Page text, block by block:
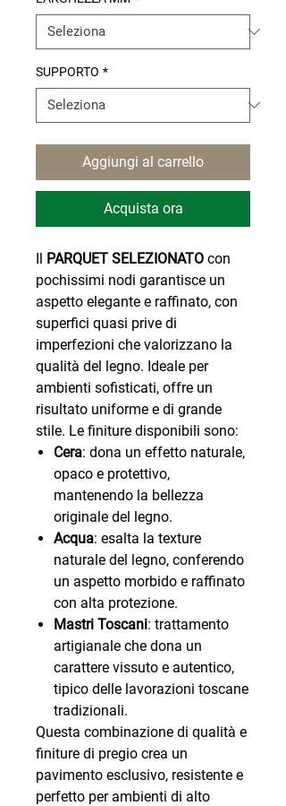
SUPPORTO *
Aggiungi al carrello
Acquista ora
Il PARQUET SELEZIONATO con
pochissimi nodi garantisce un
aspetto elegante e raffinato, con
superfici quasi prive di
imperfezioni che valorizzano la
qualità del legno. Ideale per
ambienti sofisticati, offre un
risultato uniforme e di grande
stile. Le finiture disponibili sono:
Cera: dona un effetto naturale,
opaco e protettivo,
mantenendo la bellezza
originale del legno.
Acqua: esalta la texture
naturale del legno, conferendo
un aspetto morbido e raffinato
con alta protezione.
Mastri Toscani: trattamento
artigianale che dona un
carattere vissuto e autentico,
tipico delle lavorazioni toscane
tradizionali.
Questa combinazione di qualità e
finiture di pregio crea un
pavimento esclusivo, resistente e
perfetto per ambienti di alto